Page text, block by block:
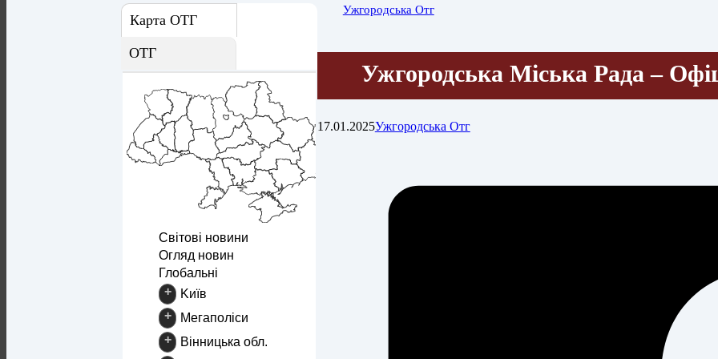
Карта ОТГ
ОТГ
Світові новини
Огляд новин
Глобальні
+
Kиїв
+
Mегаполіси
+
Вінницька обл.
Ужгородська Отг
Ужгородська Міська Рада –
17.01.2025Ужгородська Отг